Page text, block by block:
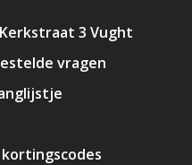
3 Vught
vragen